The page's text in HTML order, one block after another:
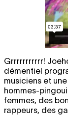
Grrrrrrrrrrr!
démentiel
musiciens et
hommes-
femmes, des
rappeurs, des